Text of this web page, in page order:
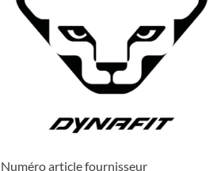
Numéro article fournisseur